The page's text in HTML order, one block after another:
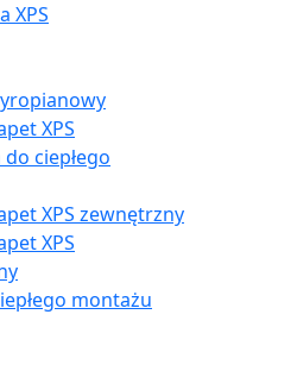
XPS
XPS
ciepłego
XPS zewnętrzny
XPS
montażu